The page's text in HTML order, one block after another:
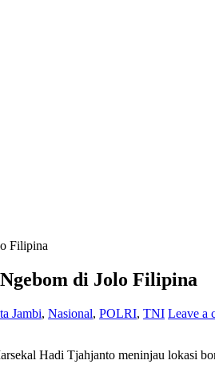
Filipina
di Jolo Filipina
Jambi, Nasional, POLRI, TNI Leave a
Hadi Tjahjanto meninjau lokasi